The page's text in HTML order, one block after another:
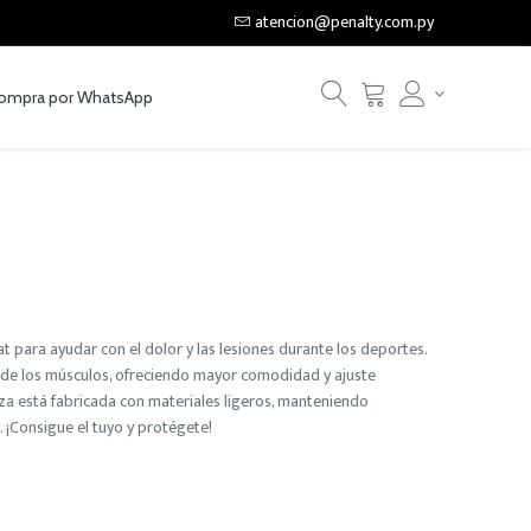
atencion@penalty.com.py
por WhatsApp
para ayudar con el dolor y las lesiones durante los deportes.
los músculos, ofreciendo mayor comodidad y ajuste
está fabricada con materiales ligeros, manteniendo
el tuyo y protégete!